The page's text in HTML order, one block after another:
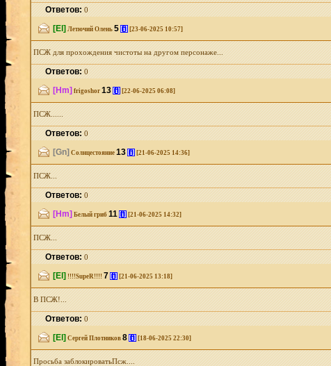
Ответов:0
[El] Летючий Олень 5 [i] [23-06-2025 10:57]
ПСЖ для прохождения чистоты на другом персонаже...
Ответов:0
[Hm] frigoshor 13 [i] [22-06-2025 06:08]
ПСЖ......
Ответов:0
[Gn] Солнцестояние 13 [i] [21-06-2025 14:36]
ПСЖ...
Ответов:0
[Hm] Белый гриб 11 [i] [21-06-2025 14:32]
ПСЖ...
Ответов:0
[El] !!!!SupeR!!!! 7 [i] [21-06-2025 13:18]
В ПСЖ!...
Ответов:0
[El] Сергей Плотников 8 [i] [18-06-2025 22:30]
Просьба заблокироватьПсж....